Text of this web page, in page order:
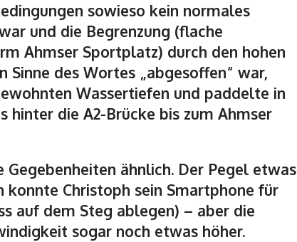
sowieso kein normales
und die Begrenzung (flache
Ahmser Sportplatz) durch den hohen
Sinne des Wortes „abgesoffen“ war,
Wassertiefen und paddelte in
hinter die A2-Brücke bis zum Ahmser
Gegebenheiten ähnlich. Der Pegel etwas
konnte Christoph sein Smartphone für
auf dem Steg ablegen) – aber die
sogar noch etwas höher.